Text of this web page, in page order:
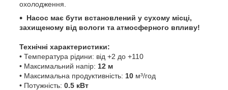
охолодження.
Насос має бути встановлений у сухому місці,
захищеному від вологи та атмосферного впливу!
Технічні характеристики:
• Температура рідини: від +2 до +110
• Максимальний напір: 12 м
• Максимальна продуктивність: 10 м³/год
• Потужність: 0.5 кВт